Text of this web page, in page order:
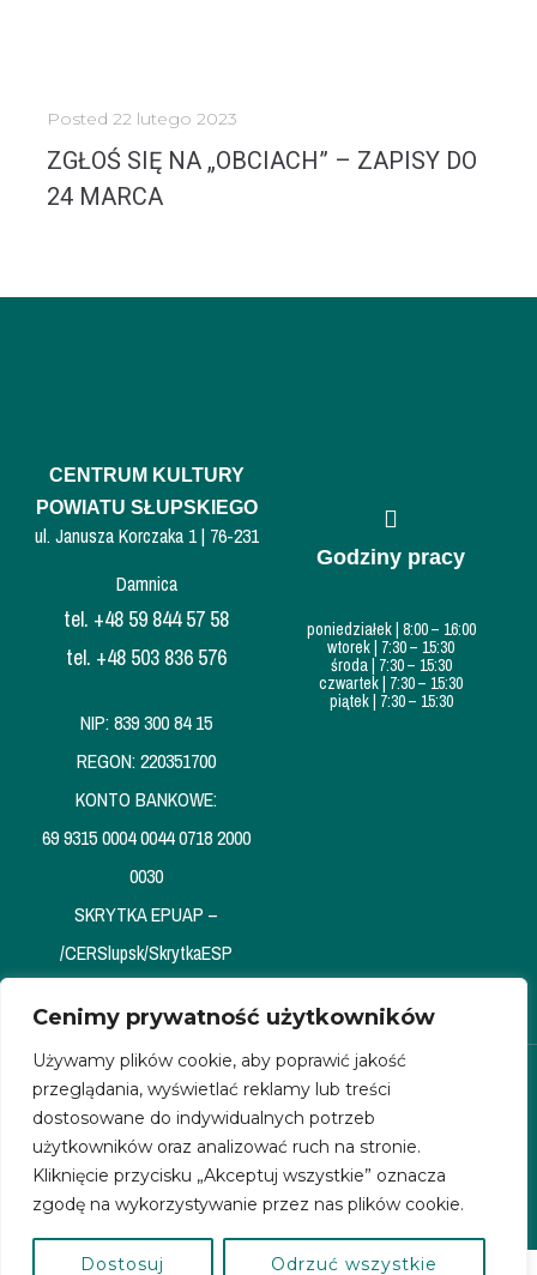
Cenimy prywatność użytkowników
Używamy plików cookie, aby poprawić jakość
przeglądania, wyświetlać reklamy lub treści
dostosowane do indywidualnych potrzeb
użytkowników oraz analizować ruch na stronie.
Kliknięcie przycisku „Akceptuj wszystkie” oznacza
zgodę na wykorzystywanie przez nas plików cookie.
Dostosuj Odrzuć wszystkie
Posted 22 lutego 2023
ZGŁOŚ SIĘ NA „OBCIACH” – ZAPISY DO
24 MARCA
CENTRUM KULTURY
POWIATU SŁUPSKIEGO
ul. Janusza Korczaka 1 | 76-231
Damnica
tel. +48 59 844 57 58
tel. +48 503 836 576
NIP: 839 300 84 15
REGON: 220351700
KONTO BANKOWE:
69 9315 0004 0044 0718 2000
0030
SKRYTKA EPUAP –
/CERSlupsk/SkrytkaESP
Godziny pracy
poniedziałek | 8:00 – 16:00
wtorek | 7:30 – 15:30
środa | 7:30 – 15:30
czwartek | 7:30 – 15:30
piątek | 7:30 – 15:30
Standardy Ochrony Małoletnich
Polityka Prywatnosci